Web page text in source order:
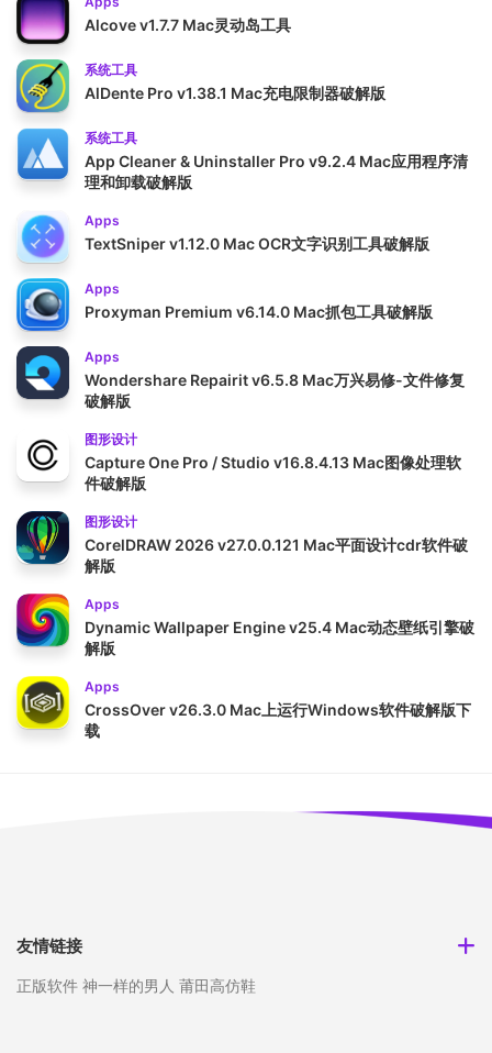
Alcove v1.7.7 Mac灵动岛工具
系统工具
AlDente Pro v1.38.1 Mac充电限制器破解版
系统工具
App Cleaner & Uninstaller Pro v9.2.4 Mac应用程序清
理和卸载破解版
Apps
TextSniper v1.12.0 Mac OCR文字识别工具破解版
Apps
Proxyman Premium v6.14.0 Mac抓包工具破解版
Apps
Wondershare Repairit v6.5.8 Mac万兴易修-文件修复
破解版
图形设计
Capture One Pro / Studio v16.8.4.13 Mac图像处理软
件破解版
图形设计
CorelDRAW 2026 v27.0.0.121 Mac平面设计cdr软件破
解版
Apps
Dynamic Wallpaper Engine v25.4 Mac动态壁纸引擎破
解版
Apps
CrossOver v26.3.0 Mac上运行Windows软件破解版下
载
友情链接
正版软件 神一样的男人 莆田高仿鞋